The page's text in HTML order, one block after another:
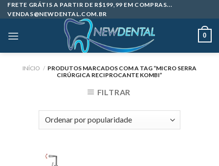
Skip
to
FRETE GRÁTIS A PARTIR DE R$199,99 EM COMPRAS...
VENDAS@NEWDENTAL.COM.BR
0
INÍCIO / PRODUTOS MARCADOS COM A TAG “MICRO SERRA
CIRÚRGICA RECIPROCANTE KOMBI”
FILTRAR